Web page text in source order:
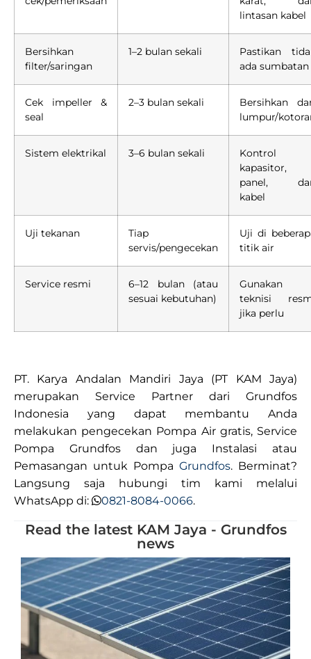
lintasan kabel
Bersihkan
filter/saringan
1–2 bulan sekali
Pastikan
ada sumbatan
Cek impeller &
seal
2–3 bulan sekali
Bersihkan
lumpur/
Sistem elektrikal 3–6 bulan sekali
Kontrol
kapasitor,
panel,
kabel
Uji tekanan
Tiap
servis/pengecekan
Uji di
titik air
Service resmi
6–12 bulan (atau
sesuai kebutuhan)
Gunakan
teknisi
jika perlu
PT. Karya Andalan Mandiri Jaya (PT KAM Jaya)
merupakan Service Partner dari Grundfos
Indonesia yang dapat membantu Anda
melakukan pengecekan Pompa Air gratis, Service
Pompa Grundfos dan juga Instalasi atau
Pemasangan untuk Pompa Grundfos. Berminat?
Langsung saja hubungi tim kami melalui
WhatsApp di:
0821-8084-0066.
Read the latest KAM Jaya - Grundfos
news